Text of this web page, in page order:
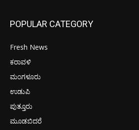
POPULAR CATEGORY
Fresh News
ಕರಾವಳಿ
ಮಂಗಳೂರು
ಉಡುಪಿ
ಪುತ್ತೂರು
ಮೂಡಬಿದರೆ